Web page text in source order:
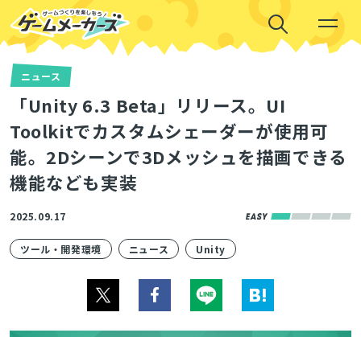
ニュース
「Unity 6.3 Beta」リリース。UI
Toolkitでカスタムシェーダーが使用可
能。2Dシーンで3Dメッシュを描画できる
機能なども実装
2025.09.17
ツール・開発環境 ニュース Unity